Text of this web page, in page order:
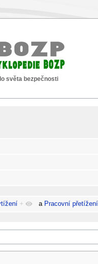
světa bezpečnosti
+ a Pracovní přetížení